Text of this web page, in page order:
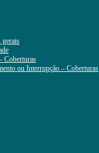
gerais
Coberturas
ou Interrupção – Coberturas